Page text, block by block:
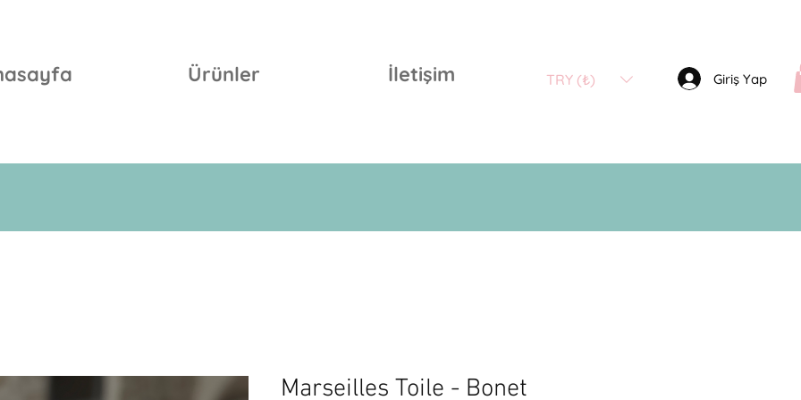
Ürünler İletişim TRY (₺) Giriş Yap
Marseilles Toile - Bonet